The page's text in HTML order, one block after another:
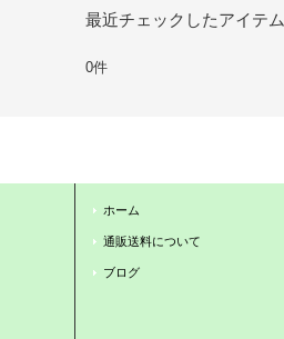
最近チェックしたアイテム
0件
ホーム
通販送料について
ブログ